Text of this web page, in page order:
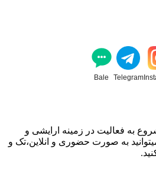
Telegram
Bale
رویایی از سال 1393 شروع به فعالیت در زمینه ارایشی و
به صورت حضوری و انلاین،تک و